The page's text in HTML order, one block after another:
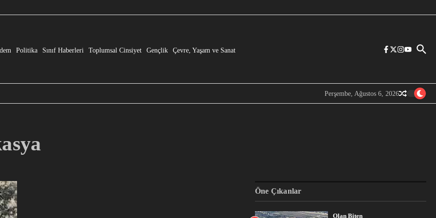
Politika Sınıf Haberleri Toplumsal Cinsiyet Gençlik Çevre, Yaşam ve Sanat
Perşembe, Ağustos 6, 2026
Öne Çıkanlar
Olan Biten